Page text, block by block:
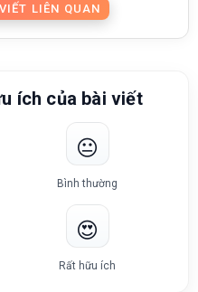
LIÊN QUAN
ích của bài viết
😐
Bình thường
😍
Rất hữu ích